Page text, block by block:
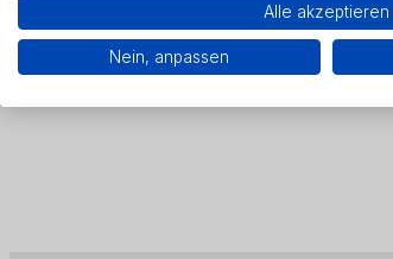
Alle akzeptieren
Nein, anpassen